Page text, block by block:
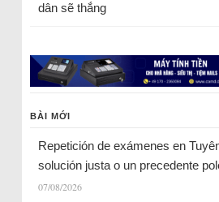
dân sẽ thắng
BÀI MỚI
Repetición de exámenes en
solución justa o un precedente
07/08/2026